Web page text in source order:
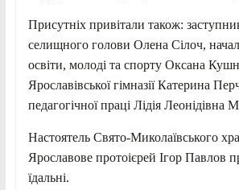
Присутніх привітали також:
селищного голови Олена Сілоч,
освіти, молоді та спорту Оксана
Ярославівської гімназії Катерина
педагогічної праці Лідія Леонідівна
Настоятель Свято-Миколаївського
Ярославове протоієрей Ігор Павлов
їдальні.